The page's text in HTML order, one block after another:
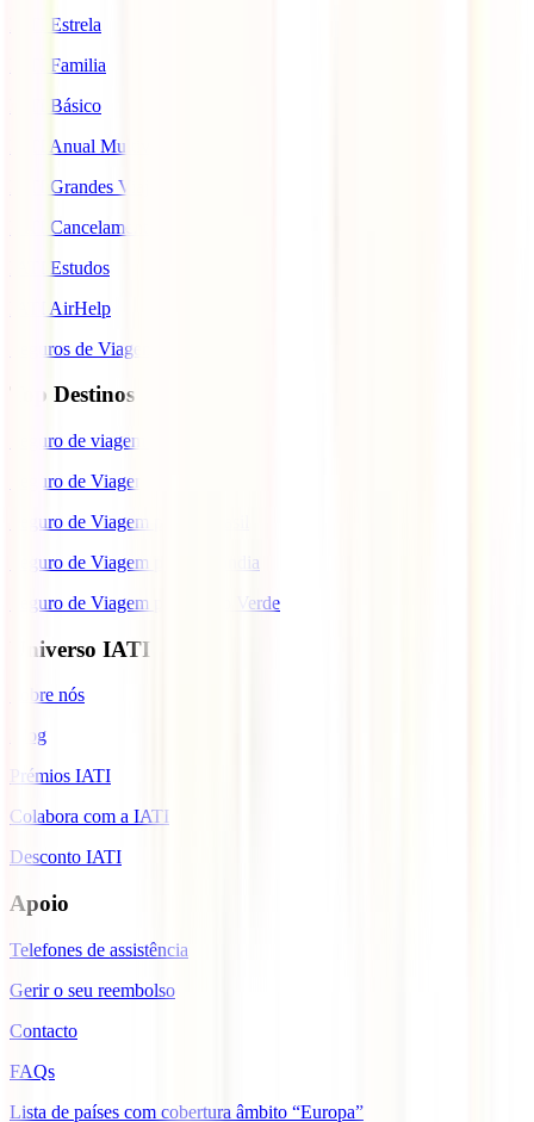
IATI Estrela
IATI Familia
IATI Básico
IATI Anual Multiviagem
IATI Grandes Viajantes
IATI Cancelamento Premium
IATI Estudos
IATI AirHelp
Seguros de Viagem
Top Destinos
Seguro de viagem para o Japão
Seguro de Viagem para os EUA
Seguro de Viagem para o Brasil
Seguro de Viagem para Tailândia
Seguro de Viagem para Cabo Verde
Universo IATI
Sobre nós
Blog
Prémios IATI
Colabora com a IATI
Desconto IATI
Apoio
Telefones de assistência
Gerir o seu reembolso
Contacto
FAQs
Lista de países com cobertura âmbito “Europa”